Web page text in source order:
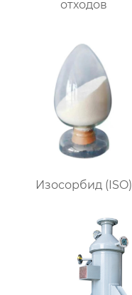
отходов
Изосорбид (ISO)